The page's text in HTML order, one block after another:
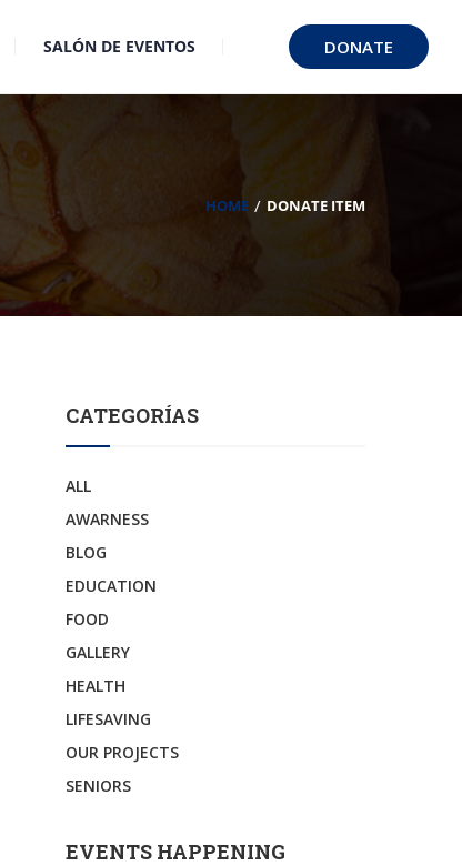
SALÓN DE EVENTOS DONATE
HOME DONATE ITEM
CATEGORÍAS
ALL
AWARNESS
BLOG
EDUCATION
FOOD
GALLERY
HEALTH
LIFESAVING
OUR PROJECTS
SENIORS
EVENTS HAPPENING